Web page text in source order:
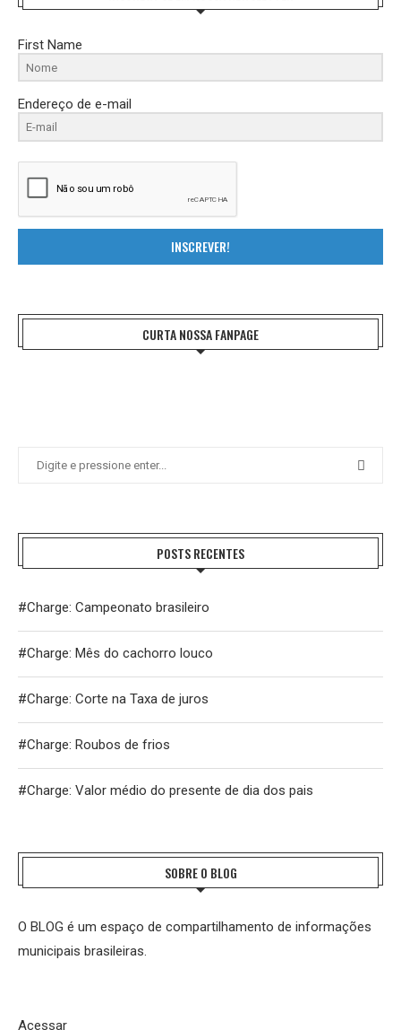
First Name
Endereço de e-mail
INSCREVER!
CURTA NOSSA FANPAGE
POSTS RECENTES
#Charge: Campeonato brasileiro
#Charge: Mês do cachorro louco
#Charge: Corte na Taxa de juros
#Charge: Roubos de frios
#Charge: Valor médio do presente de dia dos pais
SOBRE O BLOG
O BLOG é um espaço de compartilhamento de informações
municipais brasileiras.
Acessar